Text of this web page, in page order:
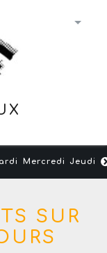
Mercredi Jeudi
SUR